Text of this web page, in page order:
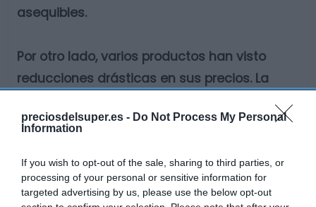
preciosdelsuper.es - Do Not Process My Personal
Information
If you wish to opt-out of the sale, sharing to third parties, or
processing of your personal or sensitive information for
targeted advertising by us, please use the below opt-out
asequibles.
Por otro lado, varios productos han visto
reducciones drásticas en sus precios. La
botella de 70 cl de Willet Whiskey Bourbon
Reserva de Kentucky ha pasado a costar
disminución del 99.33%. Asimismo, la
gaseosa de 1,5 litros también ha